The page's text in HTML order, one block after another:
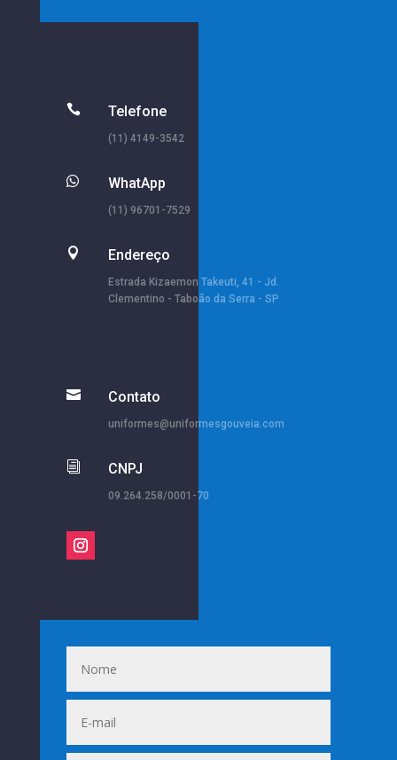
 Telefone
(11) 4149-3542
 WhatApp
(11) 96701-7529
 Endereço
Estrada Kizaemon Takeuti, 41 - Jd.
Clementino - Taboão da Serra - SP
 Contato
uniformes@uniformesgouveia.com
i CNPJ
09.264.258/0001-70